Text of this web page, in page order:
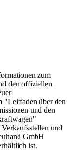
zum
den offiziellen
"Leitfaden über den
und den
und
GmbH
ist.